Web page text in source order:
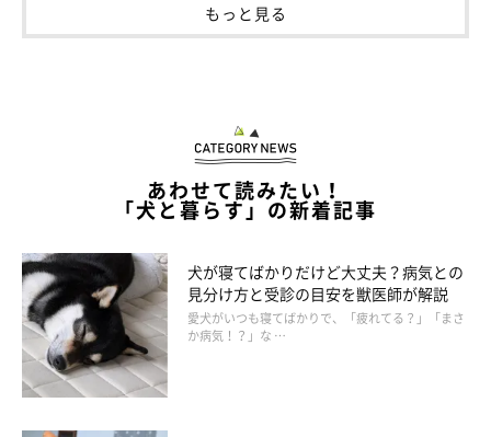
一瞬たりとも犬を車内に置いてけぼりにしない
の心配がないと思うどんな状況下だとしても、車内の置き去りは
リスク大です。昨今の酷暑では、数分ではなくほんの一瞬でも犬
を置いてけぼりにしないようにして。
もっと見る
あわせて読みたい！
「犬と暮らす」の新着記事
犬が寝てばかりだけど大丈夫？病気との
見分け方と受診の目安を獣医師が解説
愛犬がいつも寝てばかりで、「疲れてる？」「まさ
か病気！？」な …